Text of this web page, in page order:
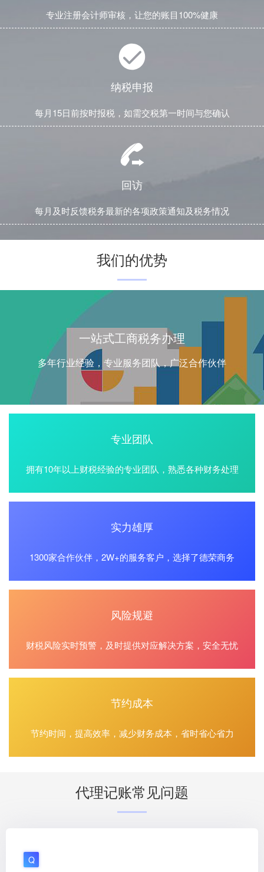
专业注册会计师审核，让您的账目100%健康
纳税申报
每月15日前按时报税，如需交税第一时间与您确认
回访
每月及时反馈税务最新的各项政策通知及税务情况
我们的优势
一站式工商税务办理
多年行业经验，专业服务团队，广泛合作伙伴
专业团队
拥有10年以上财税经验的专业团队，熟悉各种财务处理
实力雄厚
1300家合作伙伴，2W+的服务客户，选择了德荣商务
风险规避
财税风险实时预警，及时提供对应解决方案，安全无忧
节约成本
节约时间，提高效率，减少财务成本，省时省心省力
代理记账常见问题
Q